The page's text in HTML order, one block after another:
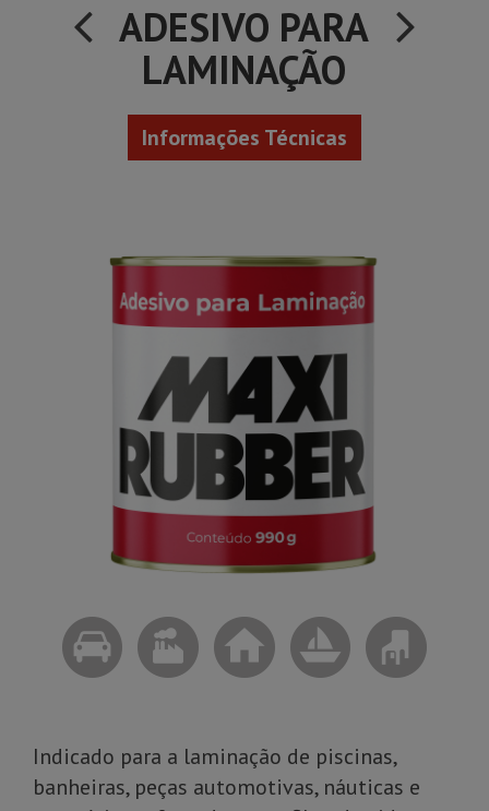
ADESIVO PARA
LAMINAÇÃO
Informações Técnicas
Indicado para a laminação de piscinas,
banheiras, peças automotivas, náuticas e